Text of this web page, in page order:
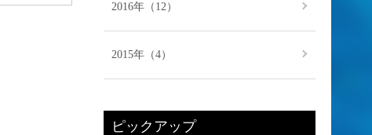
2016年（12）
2015年（4）
ピックアップ